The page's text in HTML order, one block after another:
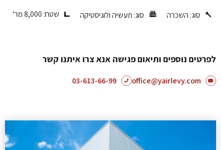
סוג: השכרה סוג: תעשיה ולוגיסטיקה שטח: 8,000 מר'
לפרטים נוספים ותיאום פגישה אנא צרו איתנו קשר
office@yairlevy.com
03-613-66-99